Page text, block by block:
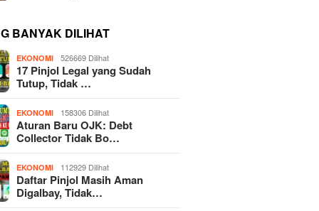
BANYAK DILIHAT
EKONOMI 526669 Dilihat
17 Pinjol Legal yang Sudah
Tutup, Tidak …
EKONOMI 158306 Dilihat
Aturan Baru OJK: Debt
Collector Tidak Bo…
EKONOMI 112929 Dilihat
Daftar Pinjol Masih Aman
Digalbay, Tidak…